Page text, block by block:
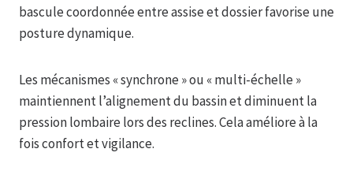
bascule coordonnée entre assise et dossier favorise une
posture dynamique.
Les mécanismes « synchrone » ou « multi-échelle »
maintiennent l’alignement du bassin et diminuent la
pression lombaire lors des reclines. Cela améliore à la
fois confort et vigilance.